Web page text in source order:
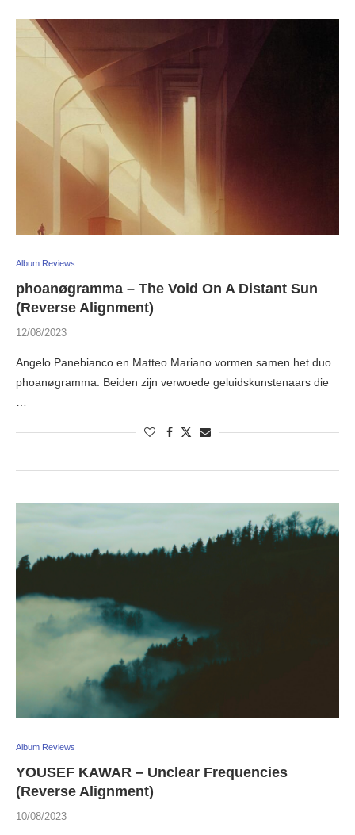
Album Reviews
phoanøgramma – The Void On A Distant Sun
(Reverse Alignment)
12/08/2023
Angelo Panebianco en Matteo Mariano vormen samen het duo
phoanøgramma. Beiden zijn verwoede geluidskunstenaars die
…
Album Reviews
YOUSEF KAWAR – Unclear Frequencies
(Reverse Alignment)
10/08/2023